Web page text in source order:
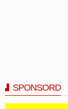
SPONSORD